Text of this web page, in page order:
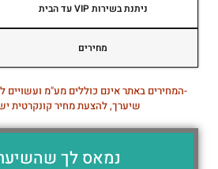
ניתנת בשירות VIP עד הבית
מחירים
-המחירים באתר אינם כוללים מע"מ ועשויים
שיערך, להצעת מחיר קונקרטית
נמאס לך